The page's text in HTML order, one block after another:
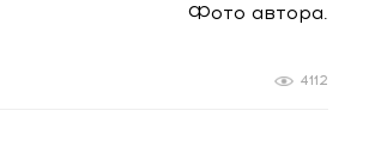
Фото автора.
4112